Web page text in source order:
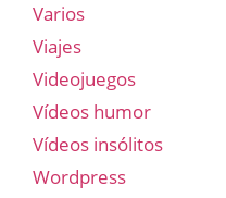
Varios
Viajes
Videojuegos
Vídeos humor
Vídeos insólitos
Wordpress